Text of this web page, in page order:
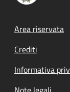
Footer
Area riservata
Crediti
Informativa